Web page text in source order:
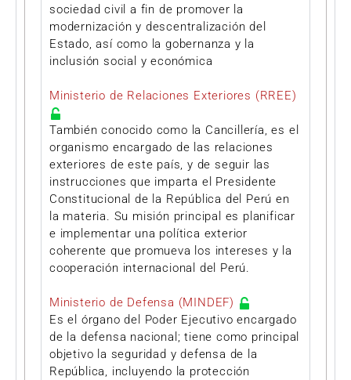
sociedad civil a fin de promover la
modernización y descentralización del
Estado, así como la gobernanza y la
inclusión social y económica
Ministerio de Relaciones Exteriores (RREE)
También conocido como la Cancillería, es el
organismo encargado de las relaciones
exteriores de este país, y de seguir las
instrucciones que imparta el Presidente
Constitucional de la República del Perú en
la materia. Su misión principal es planificar
e implementar una política exterior
coherente que promueva los intereses y la
cooperación internacional del Perú.
Ministerio de Defensa (MINDEF)
Es el órgano del Poder Ejecutivo encargado
de la defensa nacional; tiene como principal
objetivo la seguridad y defensa de la
República, incluyendo la protección